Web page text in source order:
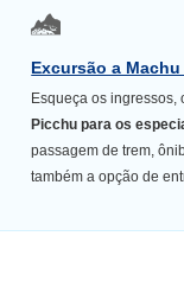
Excursão a
Esqueça os ingressos,
Picchu para os
passagem de trem,
também a opção de